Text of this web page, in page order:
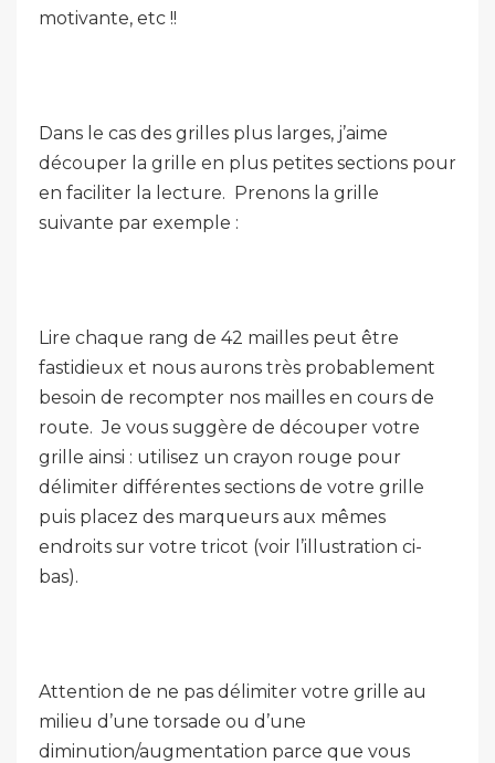
motivante, etc !!
Dans le cas des grilles plus larges, j’aime
découper la grille en plus petites sections pour
en faciliter la lecture. Prenons la grille
suivante par exemple :
Lire chaque rang de 42 mailles peut être
fastidieux et nous aurons très probablement
besoin de recompter nos mailles en cours de
route. Je vous suggère de découper votre
grille ainsi : utilisez un crayon rouge pour
délimiter différentes sections de votre grille
puis placez des marqueurs aux mêmes
endroits sur votre tricot (voir l’illustration ci-
bas).
Attention de ne pas délimiter votre grille au
milieu d’une torsade ou d’une
diminution/augmentation parce que vous